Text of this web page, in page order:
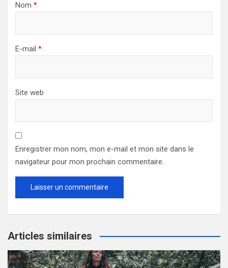
Nom *
E-mail *
Site web
Enregistrer mon nom, mon e-mail et mon site dans le
navigateur pour mon prochain commentaire.
Articles similaires